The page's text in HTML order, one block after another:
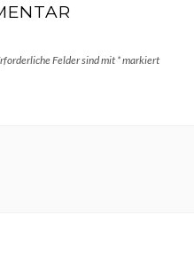
Felder sind mit *markiert